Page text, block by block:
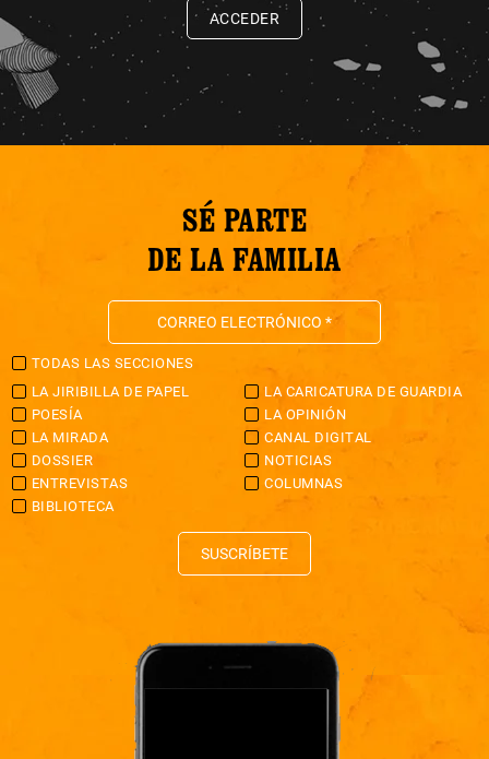
ACCEDER
SÉ PARTE
DE LA FAMILIA
TODAS LAS SECCIONES
LA JIRIBILLA DE PAPEL
LA CARICATURA DE GUARDIA
POESÍA
LA OPINIÓN
LA MIRADA
CANAL DIGITAL
DOSSIER
NOTICIAS
ENTREVISTAS
COLUMNAS
BIBLIOTECA
SUSCRÍBETE